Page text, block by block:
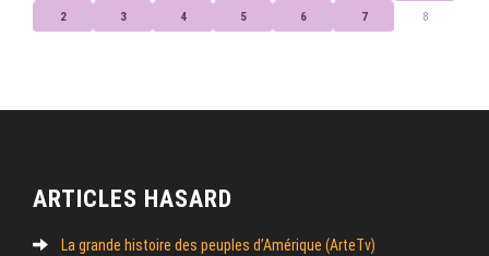
2 3 4 5 6 7 8
ARTICLES HASARD
La grande histoire des peuples d’Amérique (ArteTv)